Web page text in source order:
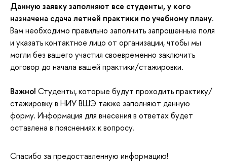
Данную заявку заполняют все студенты, у кого
назначена сдача летней практики по учебному плану.
ам необходимо правильно заполнить запрошенные поля
и указать контактное лицо от организации, чтобы мы
могли без вашего участия своевременно заключить
договор до начала вашей практики/стажировки.
ажно! Студенты, которые будут проходить практику/
стажировку в НИУ ВШЭ также заполняют данную
форму. Информация для внесения в ответах будет
оставлена в пояснениях к вопросу.
Спасибо за предоставленную информацию!